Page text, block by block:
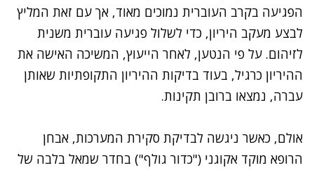
הפגיעה בקרב העוברית נמוכים מאוד, אך עם זאת המליץ
לבצע מעקב היריון, כדי לשלול פגיעה עוברית משנית
לזיהום. על פי הנטען, לאחר הייעוץ, המשיכה האישה את
ההיריון כרגיל, בעוד בדיקות ההיריון התקופתיות שאותן
עברה, נמצאו ברובן תקינות.
אולם, כאשר ניגשה לבדיקת סקירת המערכות, אבחן
הרופא מוקד אקוגני ("כדור גולף") בחדר שמאל בלבה של